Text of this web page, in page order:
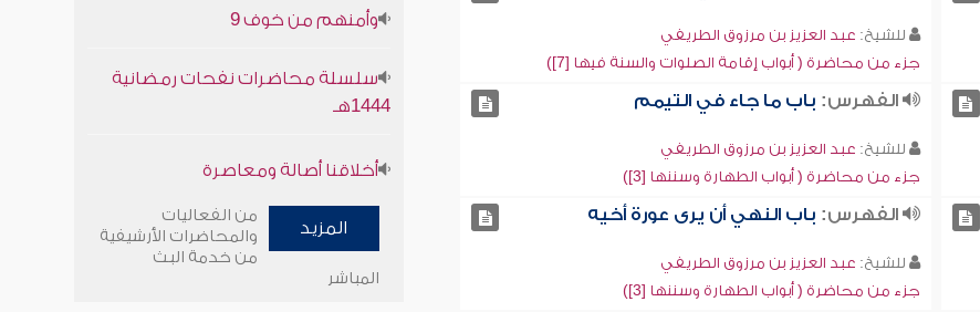
للشيخ: عبد العزيز بن مرزوق الطريفي
جزء من محاضرة ( أبواب إقامة الصلوات والسنة فيها [7])
الفهرس: باب ما جاء في التيمم
للشيخ: عبد العزيز بن مرزوق الطريفي
جزء من محاضرة ( أبواب الطهارة وسننها [3])
الفهرس: باب النهي أن يرى عورة أخيه
للشيخ: عبد العزيز بن مرزوق الطريفي
جزء من محاضرة ( أبواب الطهارة وسننها [3])
1444هـ
سلسلة محاضرات نفحات رمضانية
1444هـ
المزيد
من الفعاليات
والمحاضرات الأرشيفية
من خدمة البث
المباشر